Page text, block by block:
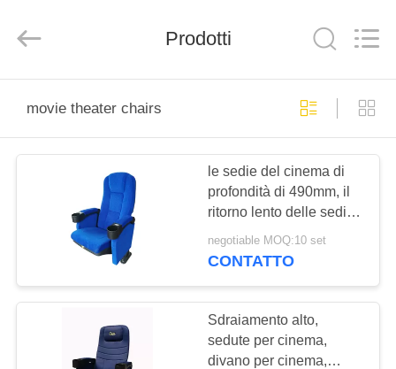
PRODOTTI
CIRCA
GIRO
FABBRICA
Precision
Prodotti
movie theater chairs
le sedie del cinema di
profondità di 490mm, il
ritorno lento delle sedie
reclinabili del cinema si
piegano
negotiable MOQ:10 set
CONTATTO
Sdraiamento alto,
sedute per cinema,
divano per cinema,